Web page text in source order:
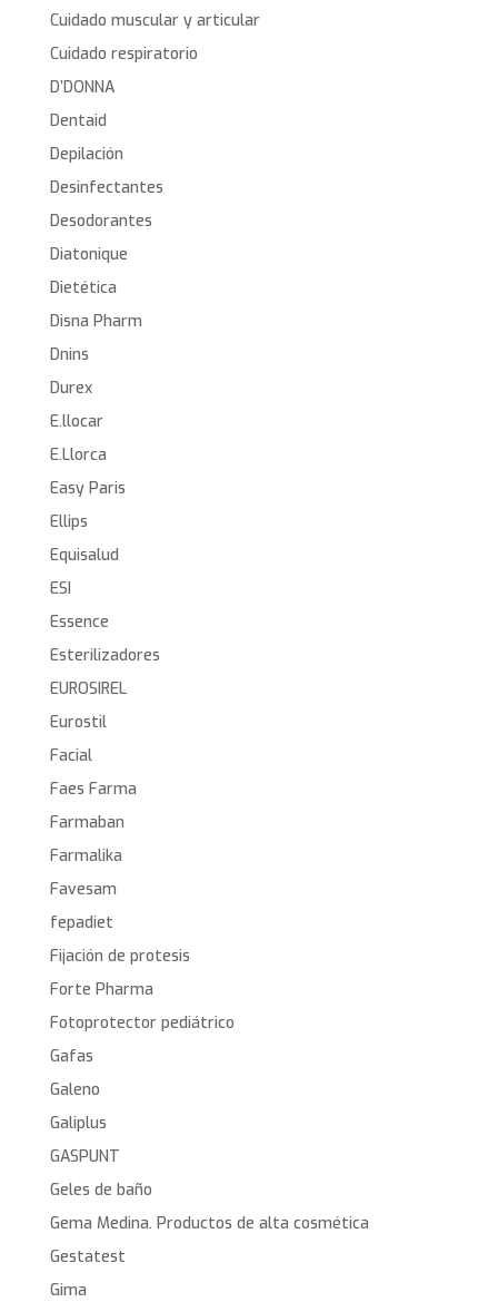
Cuidado muscular y articular
Cuidado respiratorio
D’DONNA
Dentaid
Depilación
Desinfectantes
Desodorantes
Diatonique
Dietética
Disna Pharm
Dnins
Durex
E.llocar
E.Llorca
Easy Paris
Ellips
Equisalud
ESI
Essence
Esterilizadores
EUROSIREL
Eurostil
Facial
Faes Farma
Farmaban
Farmalika
Favesam
fepadiet
Fijación de protesis
Forte Pharma
Fotoprotector pediátrico
Gafas
Galeno
Galiplus
GASPUNT
Geles de baño
Gema Medina. Productos de alta cosmética
Gestatest
Gima